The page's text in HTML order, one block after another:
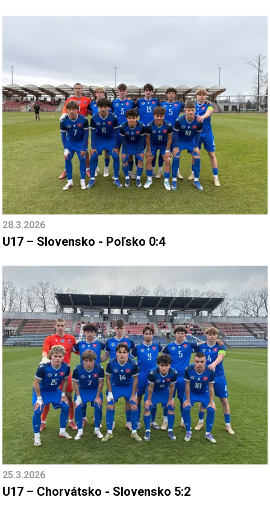
28.3.2026
U17 – Slovensko - Poľsko 0:4
25.3.2026
U17 – Chorvátsko - Slovensko 5:2